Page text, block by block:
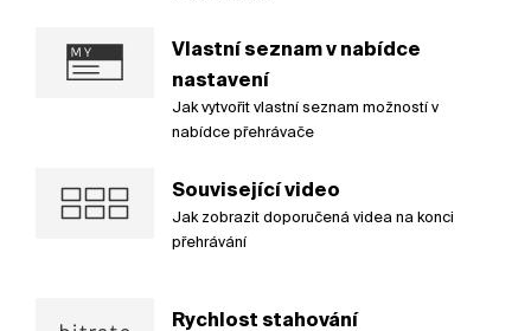
Vlastní seznam v nabídce
nastavení
Jak vytvořit vlastní seznam možností v
nabídce přehrávače
Související video
Jak zobrazit doporučená videa na konci
přehrávání
Rychlost stahování